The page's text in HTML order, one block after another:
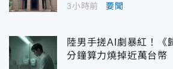
3小時前 要聞
陸男手搓AI劇暴紅！
分鐘算力燒掉近萬台幣